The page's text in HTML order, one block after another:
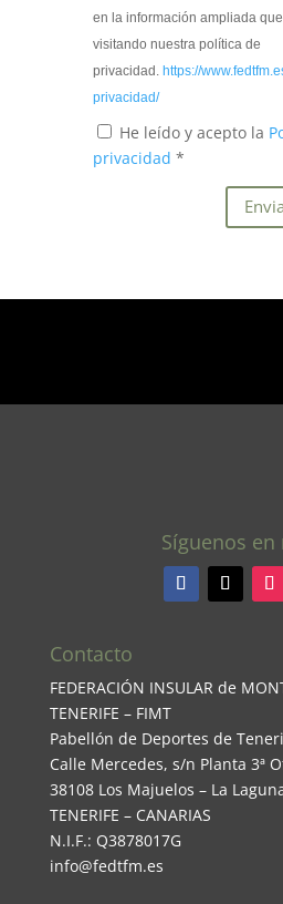
en la información ampliada
visitando nuestra política de
privacidad. https://
privacidad/
He leído y acepto la
privacidad *
Síguenos en
Contacto
FEDERACIÓN INSULAR de
TENERIFE – FIMT
Pabellón de Deportes de
Calle Mercedes, s/n Planta 3ª
38108 Los Majuelos – La
TENERIFE – CANARIAS
N.I.F.: Q3878017G
info@fedtfm.es